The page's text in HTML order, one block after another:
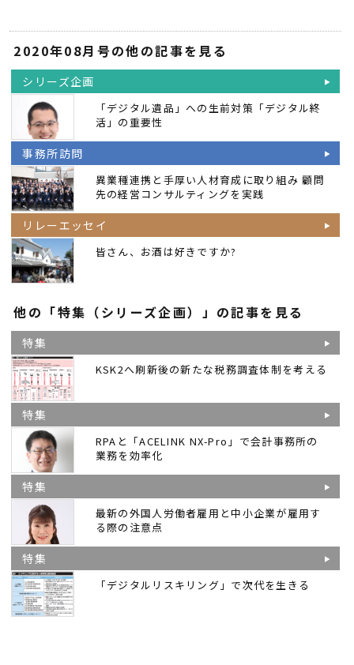
2020年08月号の他の記事を見る
シリーズ企画
「デジタル遺品」への生前対策「デジタル終
活」の重要性
事務所訪問
異業種連携と手厚い人材育成に取り組み 顧問
先の経営コンサルティングを実践
リレーエッセイ
皆さん、お酒は好きですか?
他の「特集（シリーズ企画）」の記事を見る
特集
KSK2へ刷新後の新たな税務調査体制を考える
特集
RPAと「ACELINK NX-Pro」で会計事務所の
業務を効率化
特集
最新の外国人労働者雇用と中小企業が雇用す
る際の注意点
特集
「デジタルリスキリング」で次代を生きる